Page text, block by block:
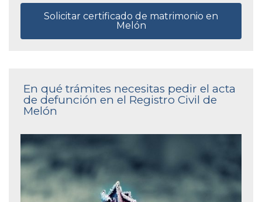
Solicitar certificado de matrimonio en
Melón
En qué trámites necesitas pedir el acta
de defunción en el Registro Civil de
Melón